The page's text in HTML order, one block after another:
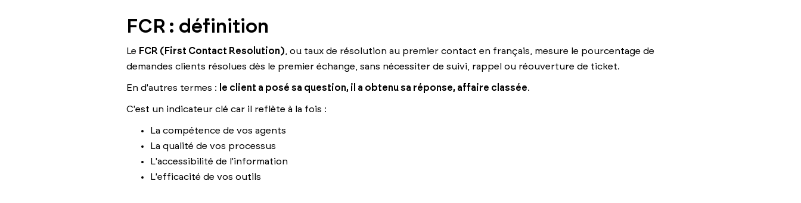
FCR : définition
Le FCR (First Contact Resolution) , ou taux de résolution au premier contact en français, mesure le pourcentage de
demandes clients résolues dès le premier échange, sans nécessiter de suivi, rappel ou réouverture de ticket.
En d'autres termes : le client a posé sa question, il a obtenu sa réponse, affaire classée.
C'est un indicateur clé car il reflète à la fois :
La compétence de vos agents
La qualité de vos processus
L'accessibilité de l'information
L'efficacité de vos outils